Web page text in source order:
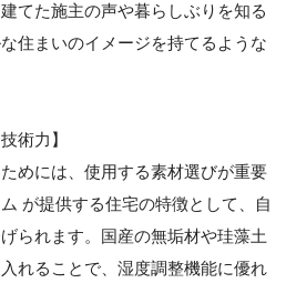
てた施主の声や暮らしぶりを知る
住まいのイメージを持てるような
術力】
めには、使用する素材選びが重要
が提供する住宅の特徴として、自
られます。国産の無垢材や珪藻土
れることで、湿度調整機能に優れ